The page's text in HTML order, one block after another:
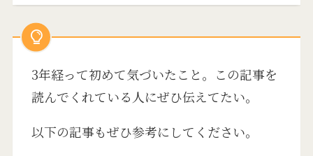
3年経って初めて気づいたこと。この記事を
読んでくれている人にぜひ伝えてたい。
以下の記事もぜひ参考にしてください。